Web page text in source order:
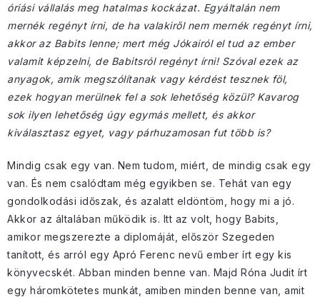
óriási vállalás meg hatalmas kockázat. Egyáltalán nem
mernék regényt írni, de ha valakiről nem mernék regényt írni,
akkor az Babits lenne; mert még Jókairól el tud az ember
valamit képzelni, de Babitsról regényt írni! Szóval ezek az
anyagok, amik megszólítanak vagy kérdést tesznek föl,
ezek hogyan merülnek fel a sok lehetőség közül? Kavarog
sok ilyen lehetőség úgy egymás mellett, és akkor
kiválasztasz egyet, vagy párhuzamosan fut több is?
Mindig csak egy van. Nem tudom, miért, de mindig csak egy
van. És nem csalódtam még egyikben se. Tehát van egy
gondolkodási időszak, és azalatt eldöntöm, hogy mi a jó.
Akkor az általában működik is. Itt az volt, hogy Babits,
amikor megszerezte a diplomáját, először Szegeden
tanított, és arról egy Apró Ferenc nevű ember írt egy kis
könyvecskét. Abban minden benne van. Majd Róna Judit írt
egy háromkötetes munkát, amiben minden benne van, amit